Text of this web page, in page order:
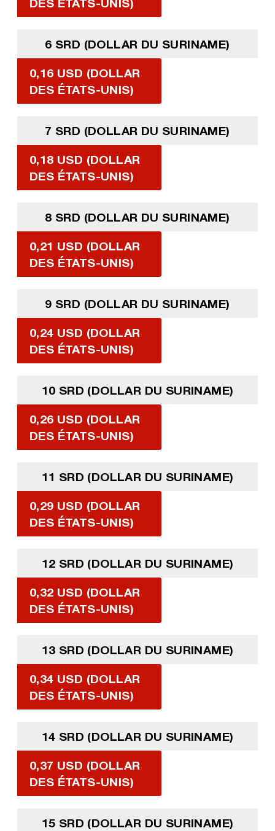
DES ÉTATS-UNIS)
6 SRD (DOLLAR DU SURINAME)
0,16 USD (DOLLAR
DES ÉTATS-UNIS)
7 SRD (DOLLAR DU SURINAME)
0,18 USD (DOLLAR
DES ÉTATS-UNIS)
8 SRD (DOLLAR DU SURINAME)
0,21 USD (DOLLAR
DES ÉTATS-UNIS)
9 SRD (DOLLAR DU SURINAME)
0,24 USD (DOLLAR
DES ÉTATS-UNIS)
10 SRD (DOLLAR DU SURINAME)
0,26 USD (DOLLAR
DES ÉTATS-UNIS)
11 SRD (DOLLAR DU SURINAME)
0,29 USD (DOLLAR
DES ÉTATS-UNIS)
12 SRD (DOLLAR DU SURINAME)
0,32 USD (DOLLAR
DES ÉTATS-UNIS)
13 SRD (DOLLAR DU SURINAME)
0,34 USD (DOLLAR
DES ÉTATS-UNIS)
14 SRD (DOLLAR DU SURINAME)
0,37 USD (DOLLAR
DES ÉTATS-UNIS)
15 SRD (DOLLAR DU SURINAME)